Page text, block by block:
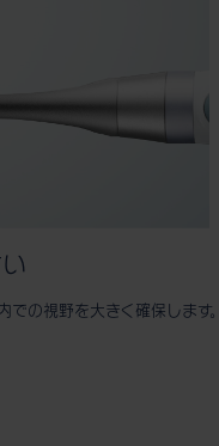
の視野を大きく確保します。